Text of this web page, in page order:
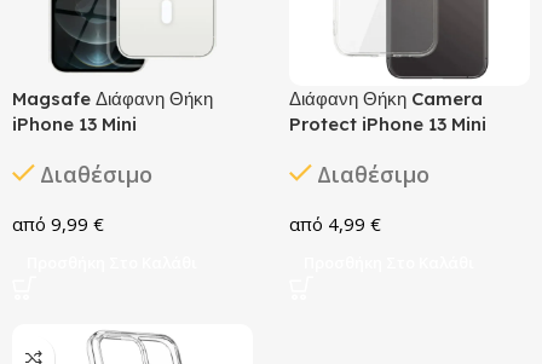
Magsafe Διάφανη Θήκη
iPhone 13 Mini
Διαθέσιμο
9,99 €
Διάφανη Θήκη Camera
Protect iPhone 13 Mini
Διαθέσιμο
4,99 €